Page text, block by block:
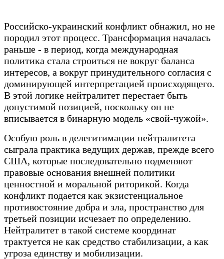
Российско-украинский конфликт обнажил, но не
породил этот процесс. Трансформация началась
раньше - в период, когда международная
политика стала строиться не вокруг баланса
интересов, а вокруг принудительного согласия с
доминирующей интерпретацией происходящего.
В этой логике нейтралитет перестает быть
допустимой позицией, поскольку он не
вписывается в бинарную модель «свой-чужой».
Особую роль в делегитимации нейтралитета
сыграла практика ведущих держав, прежде всего
США, которые последовательно подменяют
правовые основания внешней политики
ценностной и моральной риторикой. Когда
конфликт подается как экзистенциальное
противостояние добра и зла, пространство для
третьей позиции исчезает по определению.
Нейтралитет в такой системе координат
трактуется не как средство стабилизации, а как
угроза единству и мобилизации.